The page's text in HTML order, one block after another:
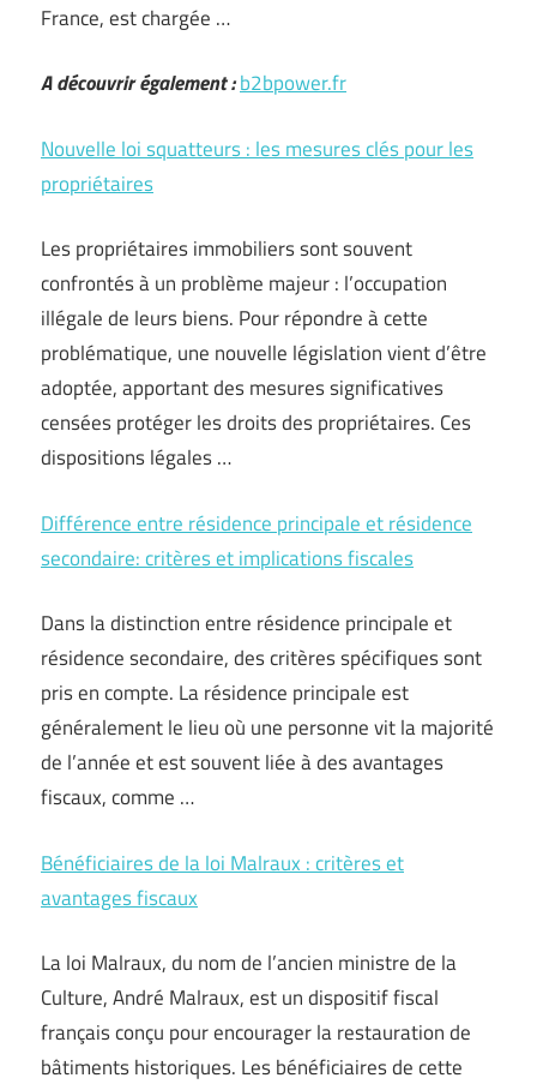
France, est chargée …
A découvrir également :b2bpower.fr
Nouvelle loi squatteurs : les mesures clés pour les
propriétaires
Les propriétaires immobiliers sont souvent
confrontés à un problème majeur : l’occupation
illégale de leurs biens. Pour répondre à cette
problématique, une nouvelle législation vient d’être
adoptée, apportant des mesures significatives
censées protéger les droits des propriétaires. Ces
dispositions légales …
Différence entre résidence principale et résidence
secondaire: critères et implications fiscales
Dans la distinction entre résidence principale et
résidence secondaire, des critères spécifiques sont
pris en compte. La résidence principale est
généralement le lieu où une personne vit la majorité
de l’année et est souvent liée à des avantages
fiscaux, comme …
Bénéficiaires de la loi Malraux : critères et
avantages fiscaux
La loi Malraux, du nom de l’ancien ministre de la
Culture, André Malraux, est un dispositif fiscal
français conçu pour encourager la restauration de
bâtiments historiques. Les bénéficiaires de cette